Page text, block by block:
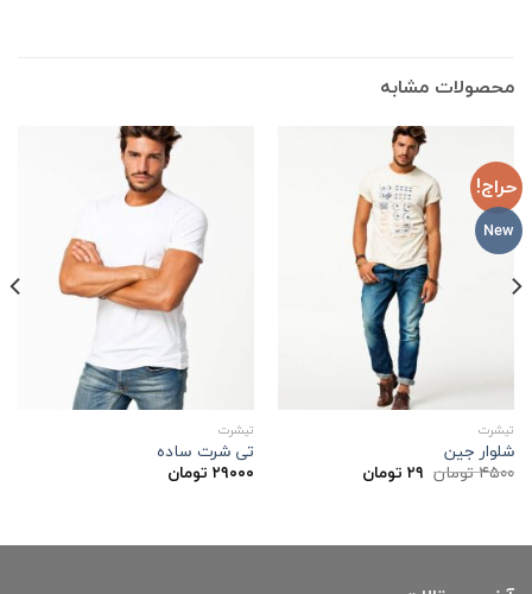
محصولات مشابه
حراج!
New
تیشرت
شلوار جین
۴۵۰۰تومان قیمت
اصلی:
۲۹ تومانقیمت
فعلی:
تیشرت
تی شرت ساده
۲۹۰۰۰ تومان